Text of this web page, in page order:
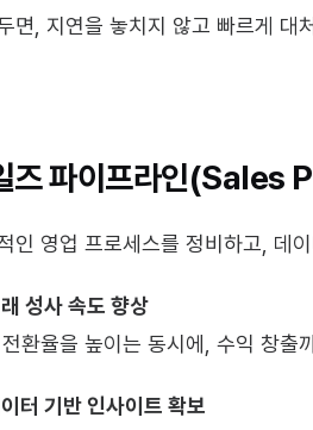
면, 지연을 놓치지 않고 빠르게 대
즈 파이프라인(Sales
인 영업 프로세스를 정비하고, 데
성사 속도 향상
환율을 높이는 동시에, 수익 창출
터 기반 인사이트 확보